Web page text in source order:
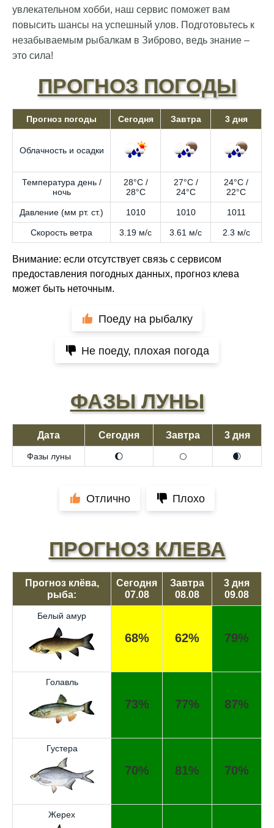
увлекательном хобби, наш сервис поможет вам
повысить шансы на успешный улов. Подготовьтесь к
незабываемым рыбалкам в Зиброво, ведь знание –
это сила!
ПРОГНОЗ ПОГОДЫ
Прогноз погоды Сегодня Завтра 3 дня
Облачность и осадки
Температура день /
ночь
28°C /
28°C
27°C /
24°C
24°C /
22°C
Давление (мм рт. ст.) 1010 1010 1011
Скорость ветра 3.19 м/с 3.61 м/с 2.3 м/с
Внимание: если отсутствует связь с сервисом
предоставления погодных данных, прогноз клева
может быть неточным.
Поеду на рыбалку
Не поеду, плохая погода
ФАЗЫ ЛУНЫ
Дата Сегодня Завтра 3 дня
Фазы луны 🌔 🌕 🌒
Отлично Плохо
ПРОГНОЗ КЛЕВА
Прогноз клёва,
рыба:
Сегодня
07.08
Завтра
08.08
3 дня
09.08
Белый амур
68% 62% 79%
Голавль
73% 77% 87%
Густера
70% 81% 70%
Жерех